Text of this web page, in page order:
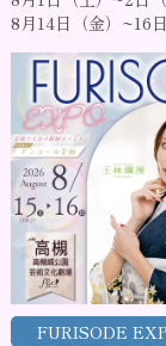
8月14日（金）~16日
FURISODE